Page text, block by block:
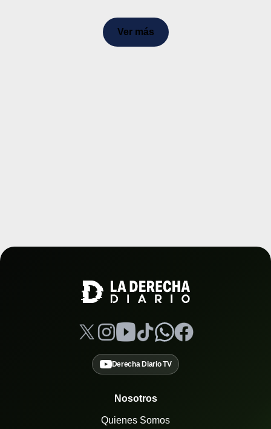
Ver más
Derecha Diario TV
Nosotros
Quienes Somos